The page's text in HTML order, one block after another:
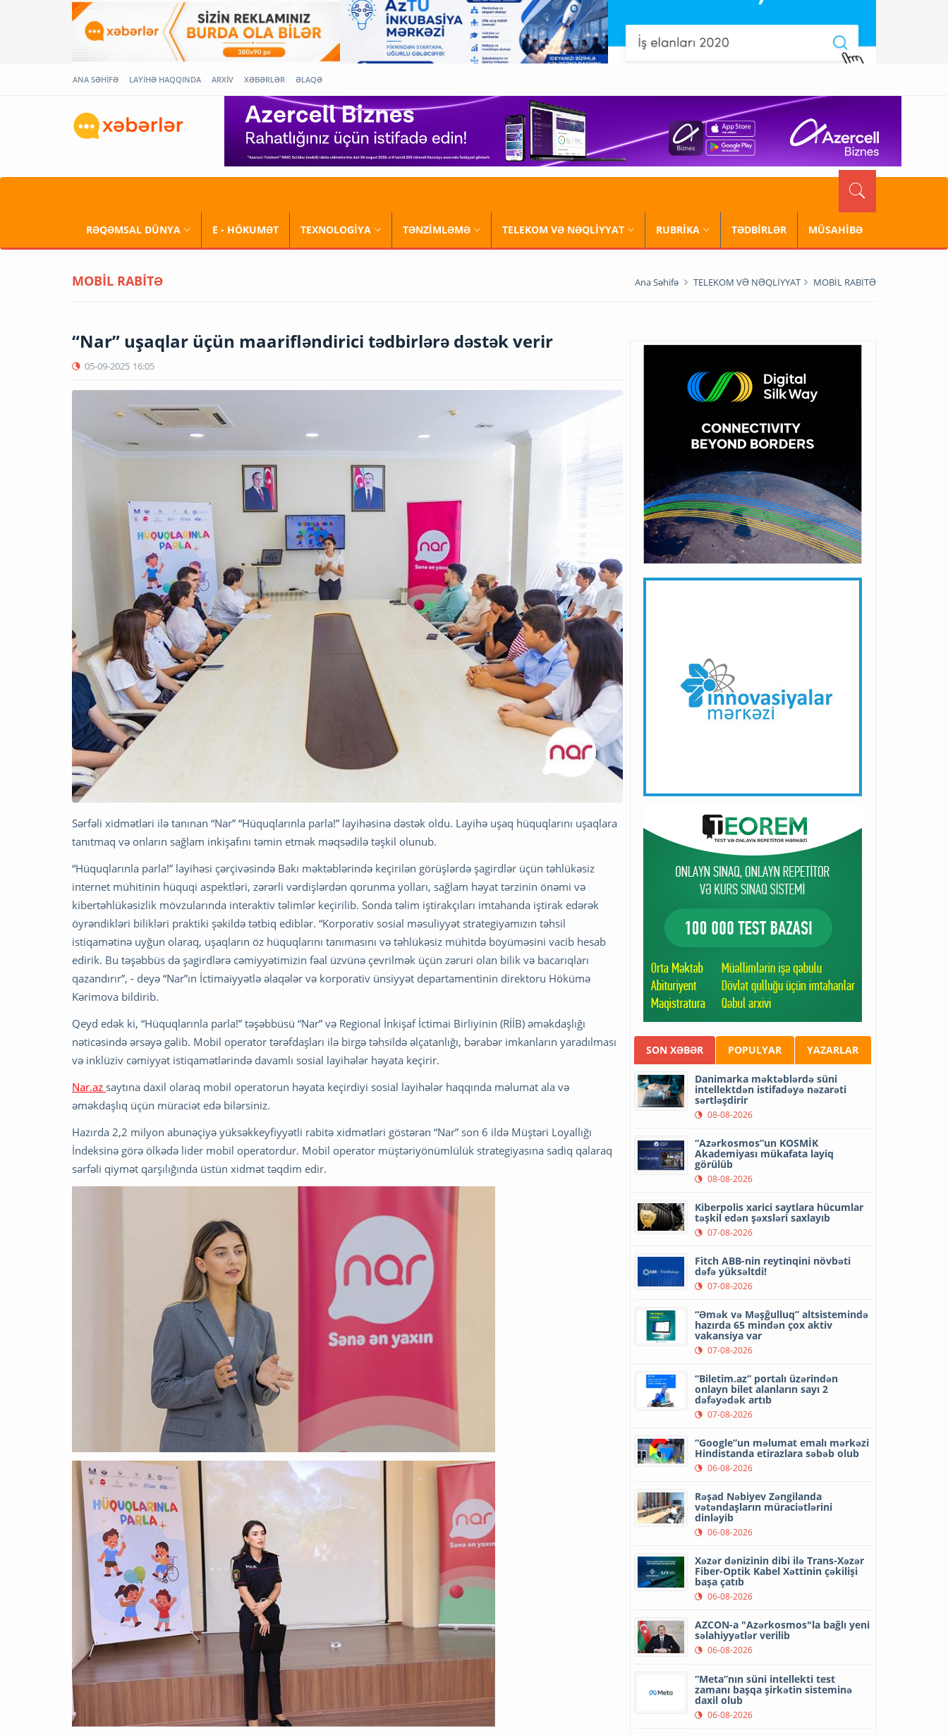
ANA SƏHİFƏ LAYİHƏ HAQQINDA ARXİV XƏBƏRLƏR ƏLAQƏ
RƏQƏMSAL DÜNYA E - HÖKUMƏT TEXNOLOGİYA TƏNZİMLƏMƏ TELEKOM VƏ NƏQLİYYAT RUBRİKA TƏDBİRLƏR MÜSAHİBƏ
MOBİL RABİTƏ Ana Səhifə TELEKOM VƏ NƏQLİYYAT MOBİL RABİTƏ
“Nar” uşaqlar üçün maarifləndirici tədbirlərə dəstək verir
05-09-2025 16:05
Sərfəli xidmətləri ilə tanınan “Nar” “Hüquqlarınla parla!” layihəsinə dəstək oldu. Layihə uşaq hüquqlarını uşaqlara
tanıtmaq və onların sağlam inkişafını təmin etmək məqsədilə təşkil olunub.
“Hüquqlarınla parla!” layihəsi çərçivəsində Bakı məktəblərində keçirilən görüşlərdə şagirdlər üçün təhlükəsiz
internet mühitinin hüquqi aspektləri, zərərli vərdişlərdən qorunma yolları, sağlam həyat tərzinin önəmi və
kibertəhlükəsizlik mövzularında interaktiv təlimlər keçirilib. Sonda təlim iştirakçıları imtahanda iştirak edərək
öyrəndikləri bilikləri praktiki şəkildə tətbiq ediblər. “Korporativ sosial məsuliyyət strategiyamızın təhsil
istiqamətinə uyğun olaraq, uşaqların öz hüquqlarını tanımasını və təhlükəsiz mühitdə böyüməsini vacib hesab
edirik. Bu təşəbbüs də şagirdlərə cəmiyyətimizin fəal üzvünə çevrilmək üçün zəruri olan bilik və bacarıqları
qazandırır”, - deyə “Nar”ın İctimaiyyətlə əlaqələr və korporativ ünsiyyət departamentinin direktoru Hökümə
Kərimova bildirib.
Qeyd edək ki, “Hüquqlarınla parla!” təşəbbüsü “Nar” və Regional İnkişaf İctimai Birliyinin (RİİB) əməkdaşlığı
nəticəsində ərsəyə gəlib. Mobil operator tərəfdaşları ilə birgə təhsildə əlçatanlığı, bərabər imkanların yaradılması
və inklüziv cəmiyyət istiqamətlərində davamlı sosial layihələr həyata keçirir.
Nar.az saytına daxil olaraq mobil operatorun həyata keçirdiyi sosial layihələr haqqında məlumat ala və
əməkdaşlıq üçün müraciət edə bilərsiniz.
Hazırda 2,2 milyon abunəçiyə yüksəkkeyfiyyətli rabitə xidmətləri göstərən “Nar” son 6 ildə Müştəri Loyallığı
İndeksinə görə ölkədə lider mobil operatordur. Mobil operator müştəriyönümlülük strategiyasına sadiq qalaraq
sərfəli qiymət qarşılığında üstün xidmət təqdim edir.
SON XƏBƏR POPULYAR YAZARLAR
Danimarka məktəblərdə süni
intellektdən istifadəyə nəzarəti
sərtləşdirir
08-08-2026
“Azərkosmos”un KOSMİK
Akademiyası mükafata layiq
görülüb
08-08-2026
Kiberpolis xarici saytlara hücumlar
təşkil edən şəxsləri saxlayıb
07-08-2026
Fitch ABB-nin reytinqini növbəti
dəfə yüksəltdi!
07-08-2026
“Əmək və Məşğulluq” altsistemində
hazırda 65 mindən çox aktiv
vakansiya var
07-08-2026
“Biletim.az” portalı üzərindən
onlayn bilet alanların sayı 2
dəfəyədək artıb
07-08-2026
“Google”un məlumat emalı mərkəzi
Hindistanda etirazlara səbəb olub
06-08-2026
Rəşad Nəbiyev Zəngilanda
vətəndaşların müraciətlərini
dinləyib
06-08-2026
Xəzər dənizinin dibi ilə Trans-Xəzər
Fiber-Optik Kabel Xəttinin çəkilişi
başa çatıb
06-08-2026
AZCON-a "Azərkosmos"la bağlı yeni
səlahiyyətlər verilib
06-08-2026
“Meta”nın süni intellekti test
zamanı başqa şirkətin sisteminə
daxil olub
06-08-2026